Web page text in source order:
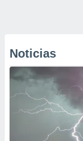
Noticias